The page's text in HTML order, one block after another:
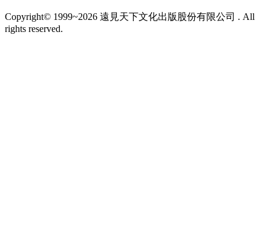
Copyright© 1999~2026 遠見天下文化出版股份有限公司 . All
rights reserved.